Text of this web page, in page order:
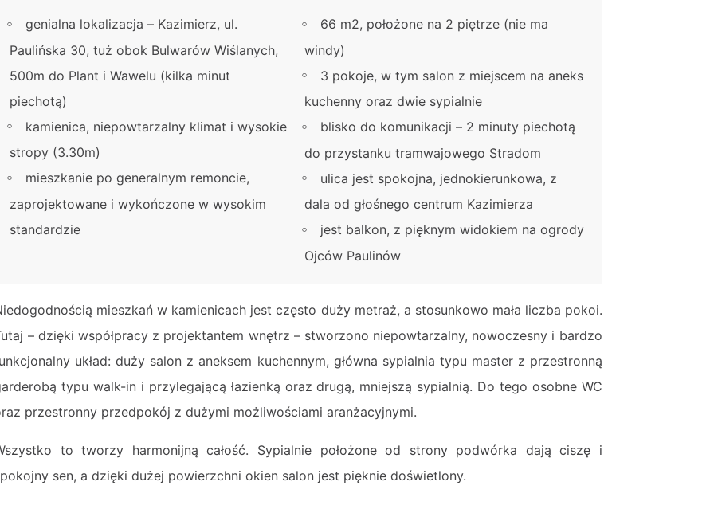
genialna lokalizacja – Kazimierz, ul.
Paulińska 30, tuż obok Bulwarów Wiślanych,
500m do Plant i Wawelu (kilka minut
piechotą)
kamienica, niepowtarzalny klimat i wysokie
stropy (3.30m)
mieszkanie po generalnym remoncie,
zaprojektowane i wykończone w wysokim
standardzie
66 m2, położone na 2 piętrze (nie ma
windy)
3 pokoje, w tym salon z miejscem na aneks
kuchenny oraz dwie sypialnie
blisko do komunikacji – 2 minuty piechotą
do przystanku tramwajowego Stradom
ulica jest spokojna, jednokierunkowa, z
dala od głośnego centrum Kazimierza
jest balkon, z pięknym widokiem na ogrody
Ojców Paulinów
mieszkań w kamienicach jest często duży metraż, a stosunkowo mała liczba pokoi.
– dzięki współpracy z projektantem wnętrz – stworzono niepowtarzalny, nowoczesny i bardzo
układ: duży salon z aneksem kuchennym, główna sypialnia typu master z przestronną
typu walk-in i przylegającą łazienką oraz drugą, mniejszą sypialnią. Do tego osobne WC
przestronny przedpokój z dużymi możliwościami aranżacyjnymi.
to tworzy harmonijną całość. Sypialnie położone od strony podwórka dają ciszę i
sen, a dzięki dużej powierzchni okien salon jest pięknie doświetlony.